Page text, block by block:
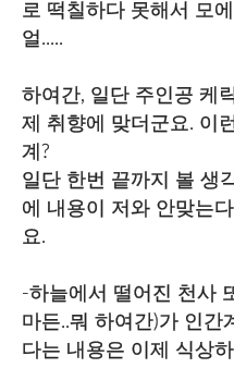
로 떡칠하다 못해서 모
얼.....
하여간, 일단 주인공 케
제 취향에 맞더군요. 이
계?
일단 한번 끝까지 볼 생
에 내용이 저와 안맞는
요.
-하늘에서 떨어진 천사
마든..뭐 하여간)가 인간
다는 내용은 이제 식상